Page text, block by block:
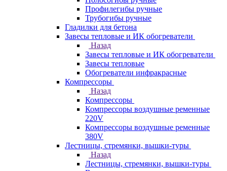
Профилегибы ручные
Трубогибы ручные
Гладилки для бетона
Завесы тепловые и ИК обогреватели
Назад
Завесы тепловые и ИК обогреватели
Завесы тепловые
Обогреватели инфракрасные
Компрессоры
Назад
Компрессоры
Компрессоры воздушные ременные
220V
Компрессоры воздушные ременные
380V
Лестницы, стремянки, вышки-туры
Назад
Лестницы, стремянки, вышки-туры